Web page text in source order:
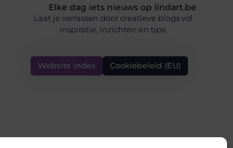
Elke dag iets nieuws op lindart.be
Laat je verrassen door creatieve blogs vol
inspiratie, inzichten en tips.
Website index Cookiebeleid (EU)